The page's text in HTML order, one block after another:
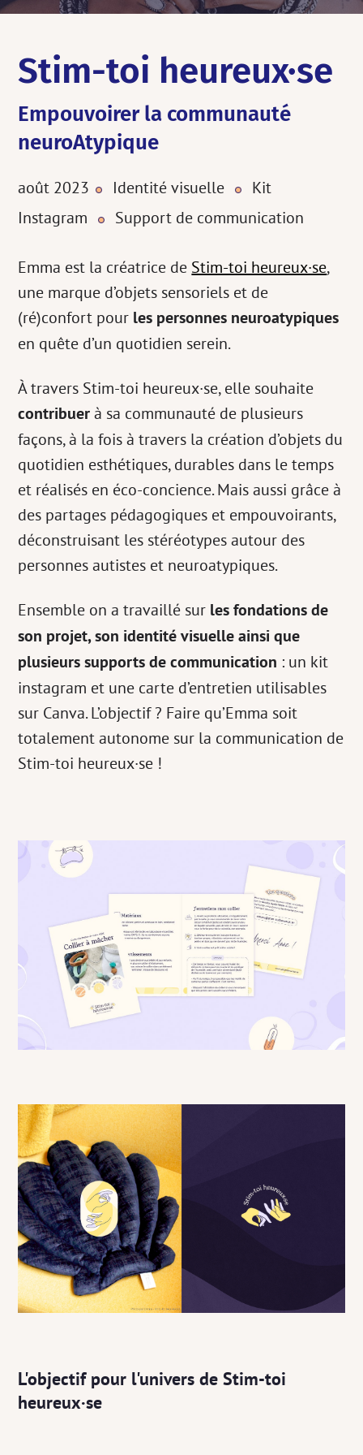
Stim-toi heureux·se
Empouvoirer la communauté
neuroAtypique
août 2023 Identité visuelle
Kit
Instagram
Support de communication
Emma est la créatrice de Stim-toi heureux·se,
une marque d’objets sensoriels et de
(ré)confort pour les personnes neuroatypiques
en quête d’un quotidien serein.
À travers Stim-toi heureux·se, elle souhaite
contribuer à sa communauté de plusieurs
façons, à la fois à travers la création d’objets du
quotidien esthétiques, durables dans le temps
et réalisés en éco-concience. Mais aussi grâce à
des partages pédagogiques et empouvoirants,
déconstruisant les stéréotypes autour des
personnes autistes et neuroatypiques.
Ensemble on a travaillé sur les fondations de
son projet, son identité visuelle ainsi que
plusieurs supports de communication : un kit
instagram et une carte d’entretien utilisables
sur Canva. L’objectif ? Faire qu’Emma soit
totalement autonome sur la communication de
Stim-toi heureux·se !
L'objectif pour l'univers de Stim-toi
heureux·se